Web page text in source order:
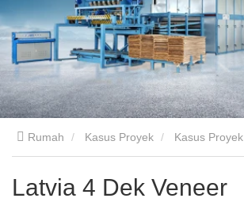
Rumah Kasus Proyek Kasus Proyek
Latvia 4 Dek Veneer